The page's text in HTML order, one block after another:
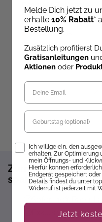
Das große Zentangle-
Buch 2
Ab dem 09.10.26
versandbereit
19,99 €
Zum Newsletter
sparen!*
Exklusive
Melde Dich jetzt zu
erhalte 10% Rabatt*
Bestellung.
Zusätzlich profitierst
Gratisanleitungen
Aktionen oder
Geburtstag
Opt-InIch willige ein, den
erhalten. Zur Optimierung
mein Öffnungs- und
Hierfür können
Endgerät gespeichert
Details findest du unter
Widerruf ist jederzeit mit
Jetzt